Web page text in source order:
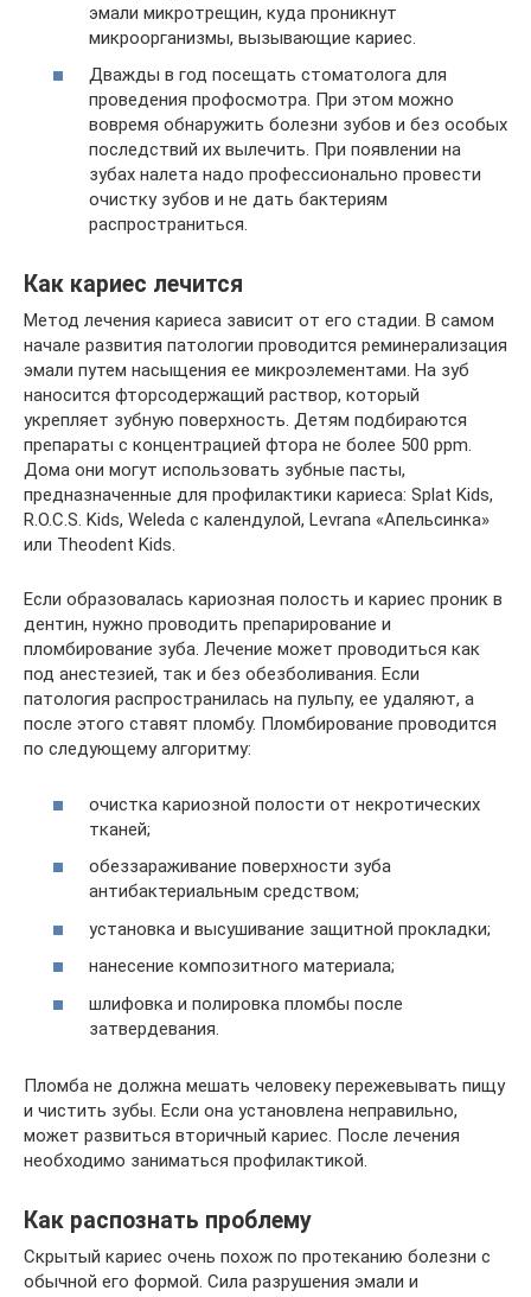
эмали микротрещин, куда проникнут
микроорганизмы, вызывающие кариес.
Дважды в год посещать стоматолога для
проведения профосмотра. При этом можно
вовремя обнаружить болезни зубов и без особых
последствий их вылечить. При появлении на
зубах налета надо профессионально провести
очистку зубов и не дать бактериям
распространиться.
Как кариес лечится
Метод лечения кариеса зависит от его стадии. В самом
начале развития патологии проводится реминерализация
эмали путем насыщения ее микроэлементами. На зуб
наносится фторсодержащий раствор, который
укрепляет зубную поверхность. Детям подбираются
препараты с концентрацией фтора не более 500 ppm.
Дома они могут использовать зубные пасты,
предназначенные для профилактики кариеса: Splat Kids,
R.O.C.S. Kids, Weleda с календулой, Levrana «Апельсинка»
или Theodent Kids.
Если образовалась кариозная полость и кариес проник в
дентин, нужно проводить препарирование и
пломбирование зуба. Лечение может проводиться как
под анестезией, так и без обезболивания. Если
патология распространилась на пульпу, ее удаляют, а
после этого ставят пломбу. Пломбирование проводится
по следующему алгоритму:
очистка кариозной полости от некротических
тканей;
обеззараживание поверхности зуба
антибактериальным средством;
установка и высушивание защитной прокладки;
нанесение композитного материала;
шлифовка и полировка пломбы после
затвердевания.
Пломба не должна мешать человеку пережевывать пищу
и чистить зубы. Если она установлена неправильно,
может развиться вторичный кариес. После лечения
необходимо заниматься профилактикой.
Как распознать проблему
Скрытый кариес очень похож по протеканию болезни с
обычной его формой. Сила разрушения эмали и